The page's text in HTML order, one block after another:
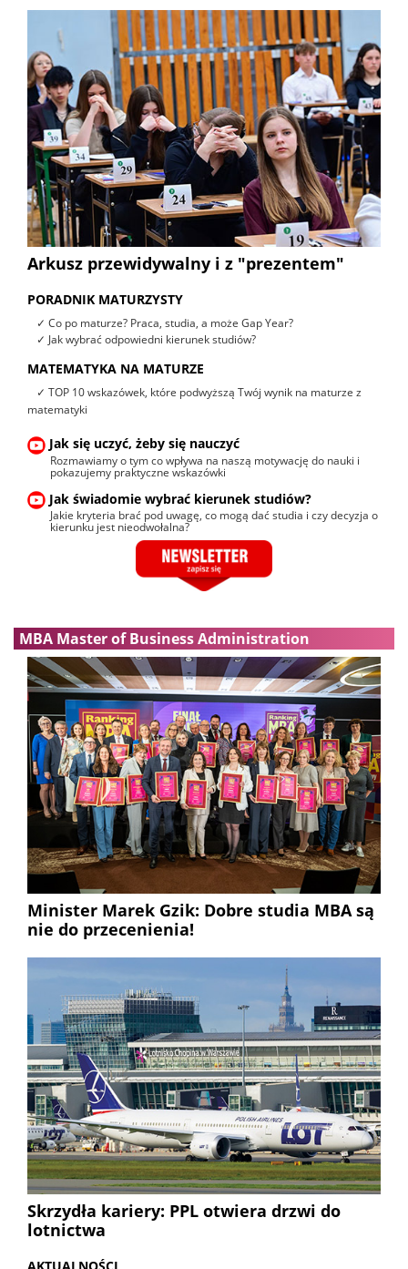
Arkusz przewidywalny i z "prezentem"
PORADNIK MATURZYSTY
✓ Co po maturze? Praca, studia, a może Gap Year?
✓ Jak wybrać odpowiedni kierunek studiów?
MATEMATYKA NA MATURZE
✓ TOP 10 wskazówek, które podwyższą Twój wynik na maturze z
matematyki
Jak się uczyć, żeby się nauczyć
Rozmawiamy o tym co wpływa na naszą motywację do nauki i
pokazujemy praktyczne wskazówki
Jak świadomie wybrać kierunek studiów?
Jakie kryteria brać pod uwagę, co mogą dać studia i czy decyzja o
kierunku jest nieodwołalna?
MBA Master of Business Administration
Minister Marek Gzik: Dobre studia MBA są
nie do przecenienia!
Skrzydła kariery: PPL otwiera drzwi do
lotnictwa